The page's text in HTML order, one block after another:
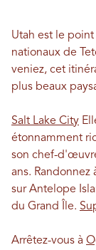
Utah est le
nationaux de
veniez, cet
plus beaux
Salt Lake City
étonnamment
son chef-
ans.
sur Antelope
du Grand Île.
Arrêtez-vous à